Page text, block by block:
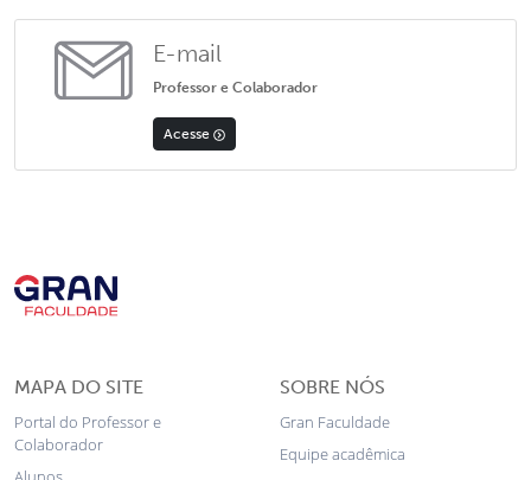
E-mail
Professor e Colaborador
Acesse
MAPA DO SITE
Portal do Professor e
Colaborador
SOBRE NÓS
Gran Faculdade
Equipe acadêmica